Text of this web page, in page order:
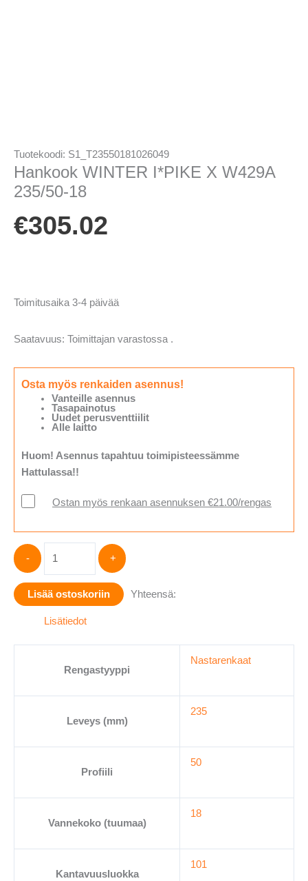
Tuotekoodi: S1_T23550181026049
Hankook WINTER I*PIKE X W429A
235/50-18
€305.02
Toimitusaika 3-4 päivää
Saatavuus: Toimittajan varastossa .
Osta myös renkaiden asennus!
Vanteille asennus
Tasapainotus
Uudet perusventtiilit
Alle laitto
Huom! Asennus tapahtuu toimipisteessämme
Hattulassa!!
Ostan myös renkaan asennuksen €21.00/rengas
-
I*PIKE
X
W429A
18
määrä
+
Lisää ostoskoriin Yhteensä:
Lisätiedot
Rengastyyppi
Nastarenkaat
Leveys (mm)
235
Profiili
50
Vannekoko (tuumaa)
18
Kantavuusluokka
101